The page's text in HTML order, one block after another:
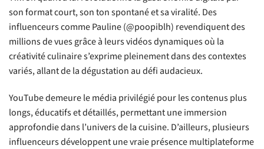
son format court, son ton spontané et sa viralité. Des
influenceurs comme Pauline (@poopiblh) revendiquent des
millions de vues grâce à leurs vidéos dynamiques où la
créativité culinaire s’exprime pleinement dans des contextes
variés, allant de la dégustation au défi audacieux.
YouTube demeure le média privilégié pour les contenus plus
longs, éducatifs et détaillés, permettant une immersion
approfondie dans l’univers de la cuisine. D’ailleurs, plusieurs
influenceurs développent une vraie présence multiplateforme